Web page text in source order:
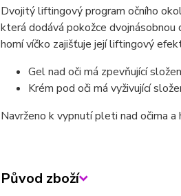
Dvojitý liftingový program očního
která dodává pokožce dvojnásobnou
horní víčko zajišťuje její liftingový
Gel nad oči má zpevňující
Krém pod oči má vyživující
Navrženo k vypnutí pleti nad očima
Původ zboží